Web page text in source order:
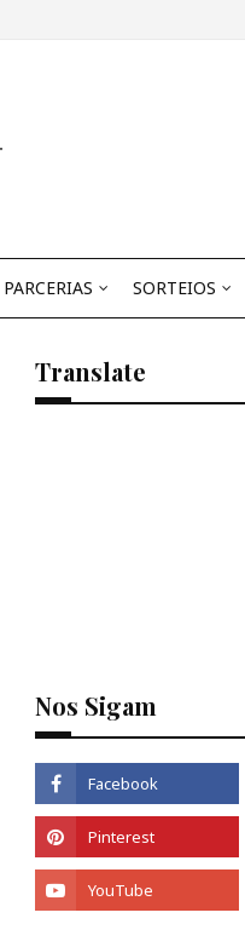
PARCERIAS SORTEIOS
Translate
Nos Sigam